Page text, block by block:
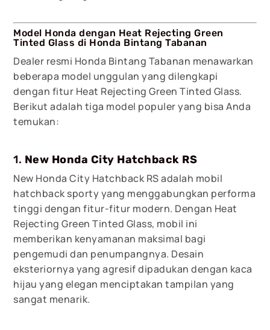
Model Honda dengan Heat Rejecting Green
Tinted Glass di Honda Bintang Tabanan
Dealer resmi Honda Bintang Tabanan menawarkan
beberapa model unggulan yang dilengkapi
dengan fitur Heat Rejecting Green Tinted Glass.
Berikut adalah tiga model populer yang bisa Anda
temukan:
1. New Honda City Hatchback RS
New Honda City Hatchback RS adalah mobil
hatchback sporty yang menggabungkan performa
tinggi dengan fitur-fitur modern. Dengan Heat
Rejecting Green Tinted Glass, mobil ini
memberikan kenyamanan maksimal bagi
pengemudi dan penumpangnya. Desain
eksteriornya yang agresif dipadukan dengan kaca
hijau yang elegan menciptakan tampilan yang
sangat menarik.